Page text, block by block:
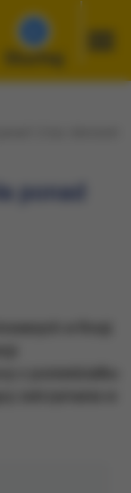
Słuchaj
ponad